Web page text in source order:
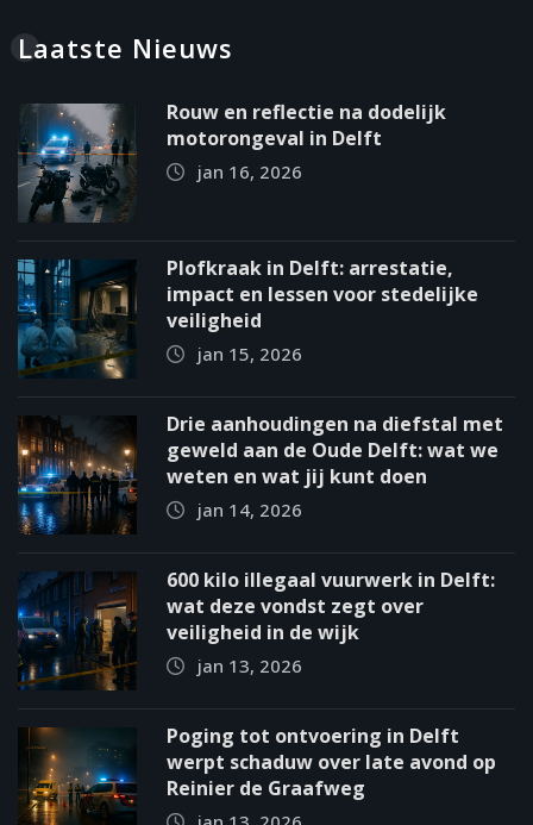
Laatste Nieuws
Rouw en reflectie na dodelijk
motorongeval in Delft
jan 16, 2026
Plofkraak in Delft: arrestatie,
impact en lessen voor stedelijke
veiligheid
jan 15, 2026
Drie aanhoudingen na diefstal met
geweld aan de Oude Delft: wat we
weten en wat jij kunt doen
jan 14, 2026
600 kilo illegaal vuurwerk in Delft:
wat deze vondst zegt over
veiligheid in de wijk
jan 13, 2026
Poging tot ontvoering in Delft
werpt schaduw over late avond op
Reinier de Graafweg